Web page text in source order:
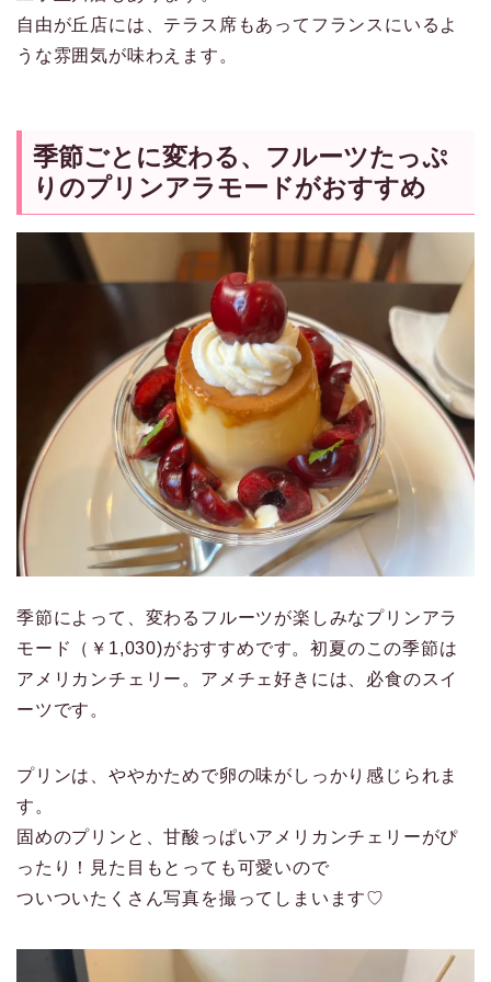
自由が丘店には、テラス席もあってフランスにいるよ
うな雰囲気が味わえます。
季節ごとに変わる、フルーツたっぷ
りのプリンアラモードがおすすめ
季節によって、変わるフルーツが楽しみなプリンアラ
モード（￥1,030)がおすすめです。初夏のこの季節は
アメリカンチェリー。アメチェ好きには、必食のスイ
ーツです。
プリンは、ややかためで卵の味がしっかり感じられま
す。
固めのプリンと、甘酸っぱいアメリカンチェリーがぴ
ったり！見た目もとっても可愛いので
ついついたくさん写真を撮ってしまいます♡